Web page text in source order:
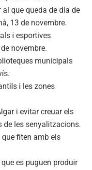
que queda de dia de
13 de novembre.
i esportives
novembre.
municipals
i les zones
i evitar creuar els
de les senyalitzacions.
fiten amb els
es puguen produir